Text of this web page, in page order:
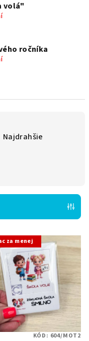
volá"
ročníka
Najdrahšie
za menej
KÓD: 604/MOT2